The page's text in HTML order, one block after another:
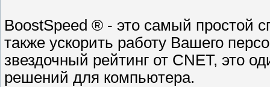
BoostSpeed ® - это самый простой
также ускорить работу Вашего
звездочный рейтинг от CNET, это
решений для компьютера.